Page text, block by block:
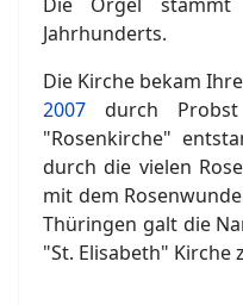
Die Orgel
Jahrhunderts.
Die Kirche bekam
2007
durch
"Rosenkirche"
durch die vielen
mit dem
Thüringen galt die
"St. Elisabeth"